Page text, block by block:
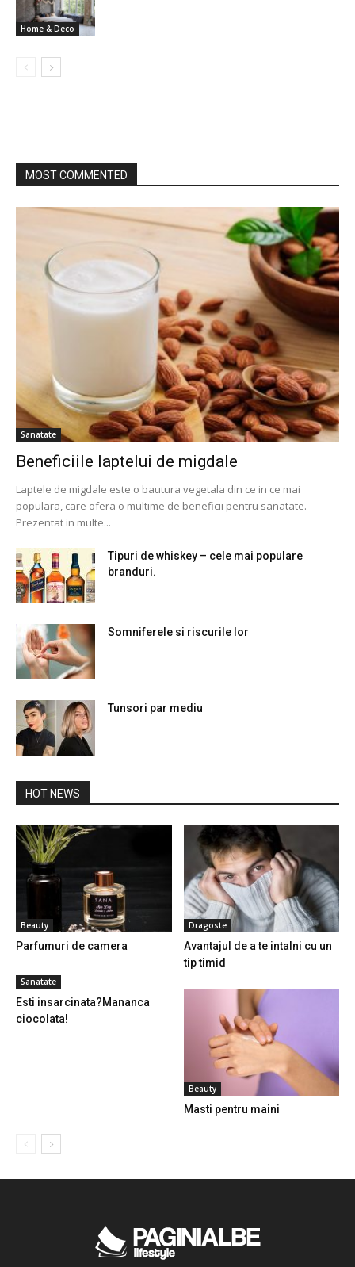
Home & Deco
MOST COMMENTED
Sanatate
Beneficiile laptelui de migdale
Laptele de migdale este o bautura vegetala din ce in ce mai
populara, care ofera o multime de beneficii pentru sanatate.
Prezentat in multe...
Tipuri de whiskey – cele mai populare
branduri.
Somniferele si riscurile lor
Tunsori par mediu
HOT NEWS
Beauty
Parfumuri de camera
Dragoste
Avantajul de a te intalni cu un
tip timid
Sanatate
Esti insarcinata?Mananca
ciocolata!
Beauty
Masti pentru maini